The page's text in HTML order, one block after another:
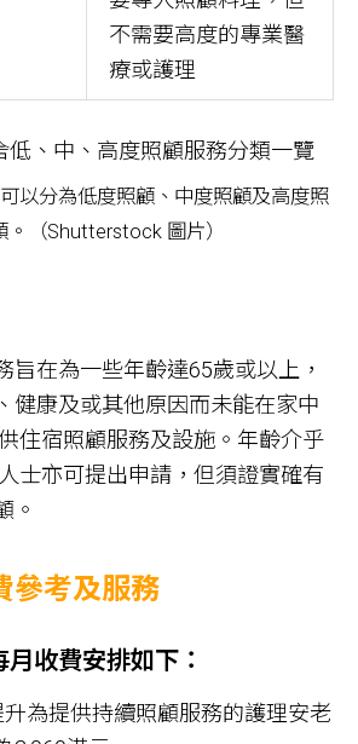
不需要高度的專業醫
療或護理
以分為低度照顧、中度照顧及高度照
。（Shutterstock 圖片）
旨在為一些年齡達65歲或以上，
健康及或其他原因而未能在家中
住宿照顧服務及設施。年齡介乎
士亦可提出申請，但須證實確有
。
參考及服務
月收費安排如下：
升為提供持續照顧服務的護理安老